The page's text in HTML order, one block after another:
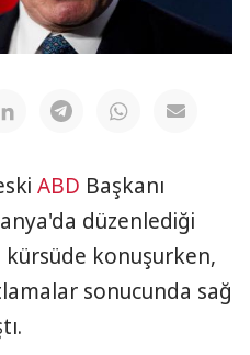
ABD Başkanı
düzenlediği
kürsüde konuşurken,
sonucunda sağ